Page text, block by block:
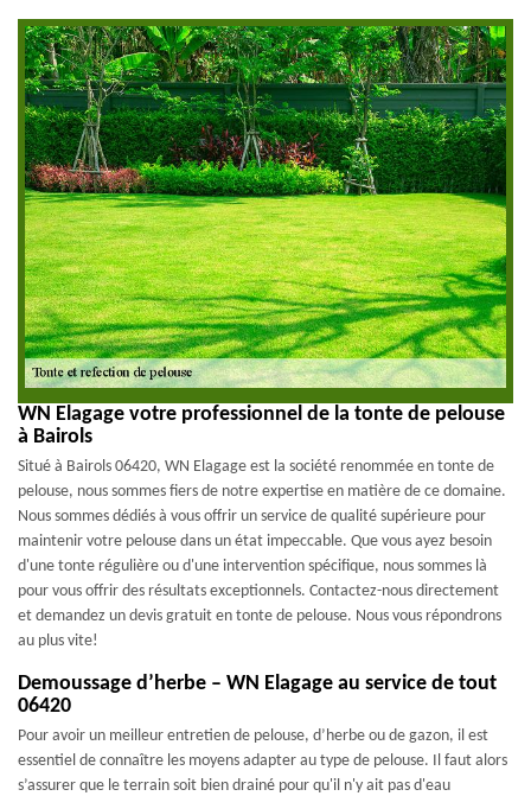
WN Elagage votre professionnel de la tonte de pelouse
à Bairols
Situé à Bairols 06420, WN Elagage est la société renommée en tonte de
pelouse, nous sommes fiers de notre expertise en matière de ce domaine.
Nous sommes dédiés à vous offrir un service de qualité supérieure pour
maintenir votre pelouse dans un état impeccable. Que vous ayez besoin
d'une tonte régulière ou d'une intervention spécifique, nous sommes là
pour vous offrir des résultats exceptionnels. Contactez-nous directement
et demandez un devis gratuit en tonte de pelouse. Nous vous répondrons
au plus vite!
Demoussage d’herbe – WN Elagage au service de tout
06420
Pour avoir un meilleur entretien de pelouse, d’herbe ou de gazon, il est
essentiel de connaître les moyens adapter au type de pelouse. Il faut alors
s’assurer que le terrain soit bien drainé pour qu'il n'y ait pas d'eau